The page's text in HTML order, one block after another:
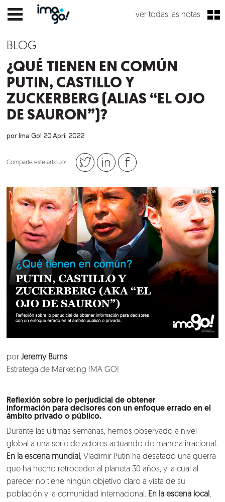
ver todas las notas
BLOG
¿QUÉ TIENEN EN COMÚN
PUTIN, CASTILLO Y
ZUCKERBERG (ALIAS “EL OJO
DE SAURON”)?
por Ima Go! 20 April 2022
Comparte este artículo:
porJeremy Burns
Estratega de Marketing IMA GO!
Reflexión sobre lo perjudicial de obtener
información para decisores con un enfoque errado en el
ámbito privado o público.
Durante las últimas semanas, hemos observado a nivel
global a una serie de actores actuando de manera irracional.
En la escena mundial , Vladimir Putin ha desatado una guerra
que ha hecho retroceder al planeta 30 años, y la cual al
parecer no tiene ningún objetivo claro a vista de su
población y la comunidad internacional. En la escena local ,